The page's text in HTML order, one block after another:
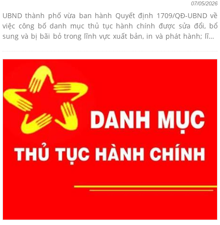
07/05/2026
UBND thành phố vừa ban hành Quyết định 1709/QĐ-UBND về
việc công bố danh mục thủ tục hành chính được sửa đổi, bổ
sung và bị bãi bỏ trong lĩnh vực xuất bản, in và phát hành; lĩnh
Du lịch